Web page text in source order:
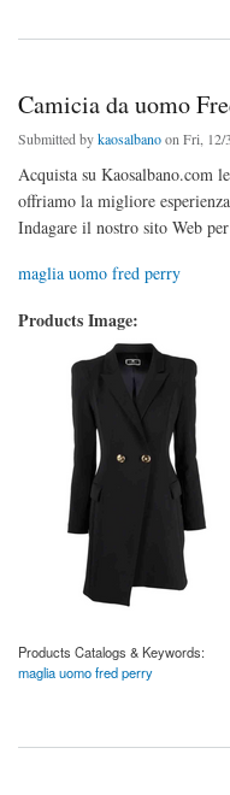
Camicia da uomo
Submitted bykaosalbanoon Fri, 12/
Acquista su Kaosalbano.com
offriamo la migliore
Indagare il nostro sito Web
maglia uomo fred perry
Products Image:
Products Catalogs & Keywords:
maglia uomo fred perry